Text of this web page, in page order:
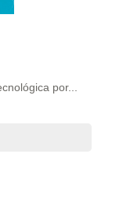
por...